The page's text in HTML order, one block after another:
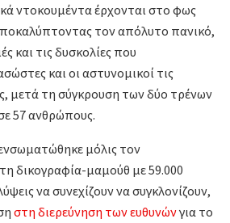
ντοκουμέντα έρχονται στο φως
τον απόλυτο πανικό,
και τις δυσκολίες που
και οι αστυνομικοί τις
μετά τη σύγκρουση των δύο τρένων
57 ανθρώπους.
μόλις τον
δικογραφία-μαμούθ με 59.000
να συνεχίζουν να συγκλονίζουν,
στη διερεύνηση των ευθυνώνγια το